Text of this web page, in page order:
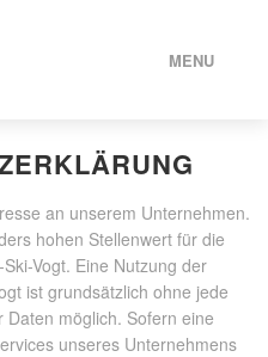
MENU
an unserem Unternehmen.
hohen Stellenwert für die
Vogt. Eine Nutzung der
ist grundsätzlich ohne jede
möglich. Sofern eine
unseres Unternehmens